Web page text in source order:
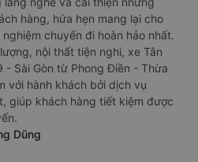
hàng, hứa hẹn mang lại cho
chuyến đi hoàn hảo nhất.
nội thất tiện nghi, xe Tân
- Sài Gòn từ Phong Điền - Thừa
với hành khách bởi dịch vụ
giúp khách hàng tiết kiệm được
Dũng